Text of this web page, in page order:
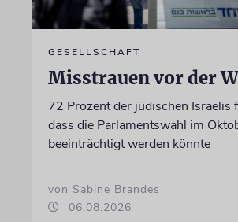
GESELLSCHAFT
Misstrauen vor der
72 Prozent der jüdischen Israelis
dass die Parlamentswahl im
beeinträchtigt werden könnte
von Sabine Brandes
06.08.2026